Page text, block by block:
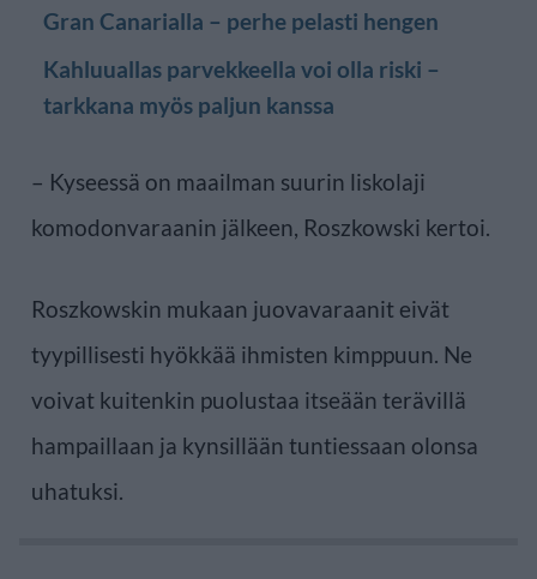
Gran Canarialla – perhe pelasti hengen
Kahluuallas parvekkeella voi olla riski –
tarkkana myös paljun kanssa
– Kyseessä on maailman suurin liskolaji
komodonvaraanin jälkeen, Roszkowski kertoi.
Roszkowskin mukaan juovavaraanit eivät
tyypillisesti hyökkää ihmisten kimppuun. Ne
voivat kuitenkin puolustaa itseään terävillä
hampaillaan ja kynsillään tuntiessaan olonsa
uhatuksi.